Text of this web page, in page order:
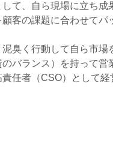
して、自ら現場に立ち
顧客の課題に合わせて
泥臭く行動して自ら市場
のバランス）を持って
責任者（CSO）として